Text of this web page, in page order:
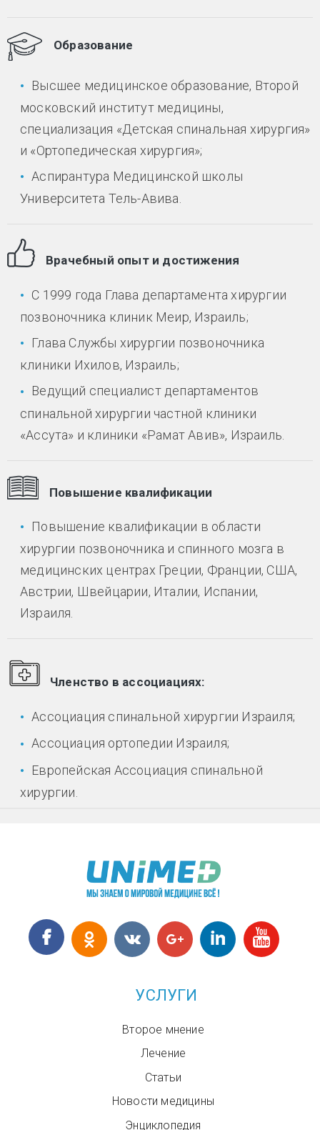
Образование
Высшее медицинское образование, Второй
московский институт медицины,
специализация «Детская спинальная хирургия»
и «Ортопедическая хирургия»;
Аспирантура Медицинской школы
Университета Тель-Авива.
Врачебный опыт и достижения
С 1999 года Глава департамента хирургии
позвоночника клиник Меир, Израиль;
Глава Службы хирургии позвоночника
клиники Ихилов, Израиль;
Ведущий специалист департаментов
спинальной хирургии частной клиники
«Ассута» и клиники «Рамат Авив», Израиль.
Повышение квалификации
Повышение квалификации в области
хирургии позвоночника и спинного мозга в
медицинских центрах Греции, Франции, США,
Австрии, Швейцарии, Италии, Испании,
Израиля.
Членство в ассоциациях:
Ассоциация спинальной хирургии Израиля;
Ассоциация ортопедии Израиля;
Европейская Ассоциация спинальной
хирургии.
УСЛУГИ
Второе мнение
Лечение
Статьи
Новости медицины
Энциклопедия